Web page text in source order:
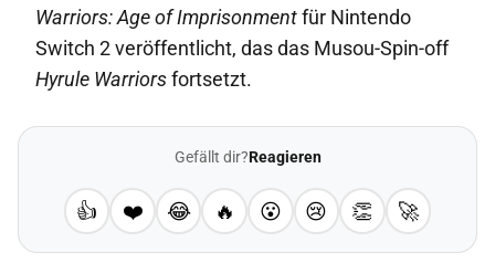
Warriors: Age of Imprisonmentfür Nintendo
Switch 2 veröffentlicht, das das Musou-Spin-off
Hyrule Warriorsfortsetzt.
Gefällt dir?Reagieren
👍 ❤️ 😂 🔥 😮 😢 👏 🚀